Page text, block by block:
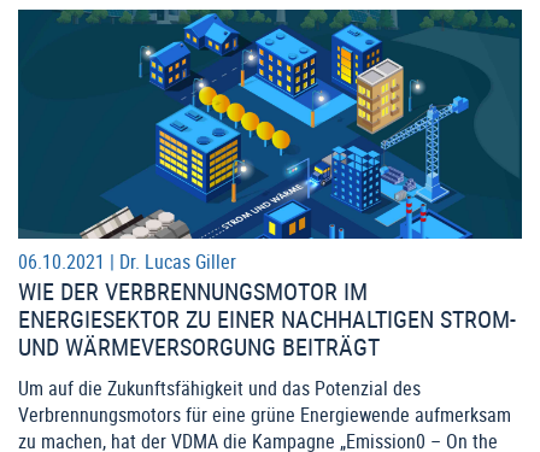
06.10.2021 | Dr. Lucas Giller
WIE DER VERBRENNUNGSMOTOR IM
ENERGIESEKTOR ZU EINER NACHHALTIGEN STROM-
UND WÄRMEVERSORGUNG BEITRÄGT
Um auf die Zukunftsfähigkeit und das Potenzial des
Verbrennungsmotors für eine grüne Energiewende aufmerksam
zu machen, hat der VDMA die Kampagne „Emission0 – On the